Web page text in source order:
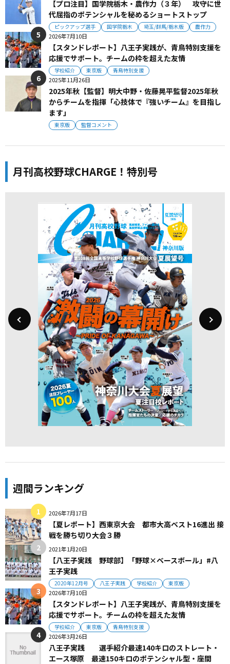
【プロ注目】国学院栃木・農作力（３年） 攻守に世
代屈指のポテンシャルを秘めるショートストップ
ピックアップ選手 国学院栃木 埼玉/群馬/栃木版 農作力
2026年7月10日
【スタンドレポート】八王子実践が、青鳥特別支援を
応援でサポート。チームの枠を超えた友情
学校紹介 東京版 青鳥特別支援
2025年11月26日
2025年秋【監督】明大中野・佐藤晃平監督2025年秋
からチームを指揮「心技体で『強いチーム』を目指し
ます」
東京版 監督コメント
月刊高校野球CHARGE！特別号
週間ランキング
2026年7月17日
【夏レポート】西東京大会 都市大高ベスト16進出 接
戦を勝ち切り大会３勝
2021年1月20日
【八王子実践 野球部】「野球×ベースボール」#八
王子実践
2020年12月号 八王子実践 学校紹介 東京版
2026年7月10日
【スタンドレポート】八王子実践が、青鳥特別支援を
応援でサポート。チームの枠を超えた友情
学校紹介 東京版 青鳥特別支援
2026年3月26日
八王子実践 選手紹介最速140キロのストレート・
エース塚原 最速150キロのポテンシャル型・座間